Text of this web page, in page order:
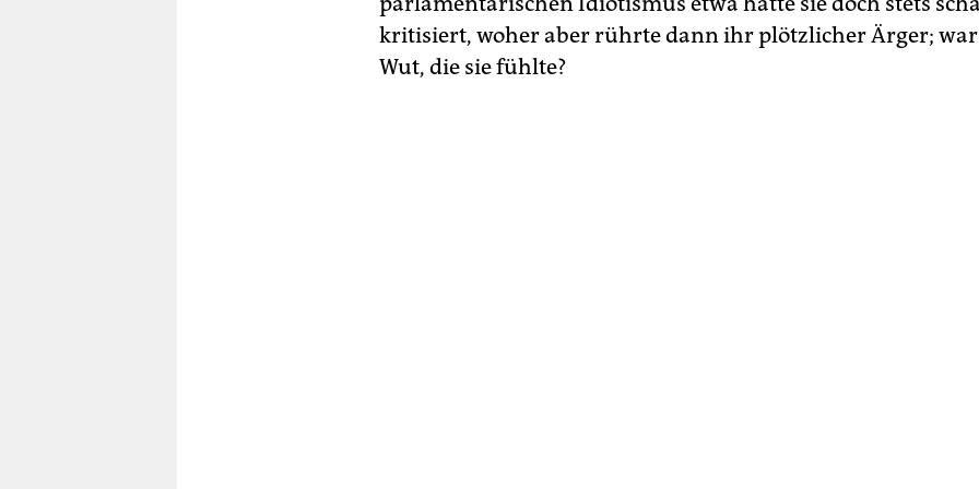
kritisiert, woher aber rührte dann ihr plötzlicher Ärger; war
Wut, die sie fühlte?